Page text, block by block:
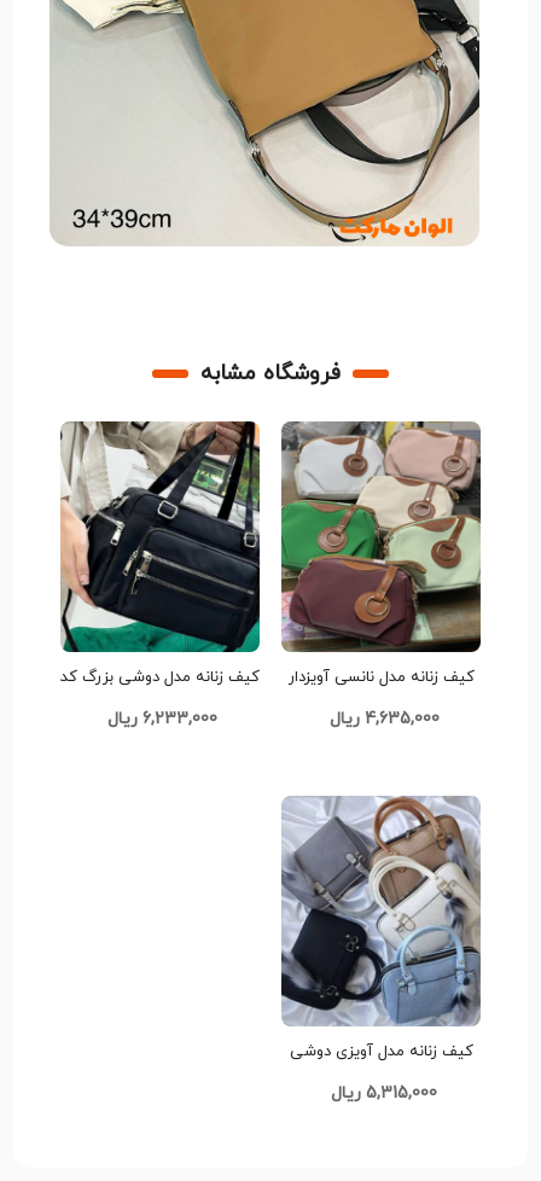
فروشگاه مشابه
کیف زنانه مدل نانسی آویزدار
4,635,000 ریال
کیف زنانه مدل دوشی بزرگ کد
6,233,000 ریال
کیف زنانه مدل آویزی دوشی
5,315,000 ریال